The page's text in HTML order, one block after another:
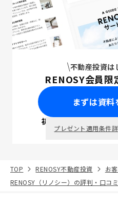
不動産投資は
RENOSY会員限
まずは資
初回面談で
プレゼント適用条件
TOP RENOSY不動産投資
お
RENOSY（リノシー）の評判・口コミ